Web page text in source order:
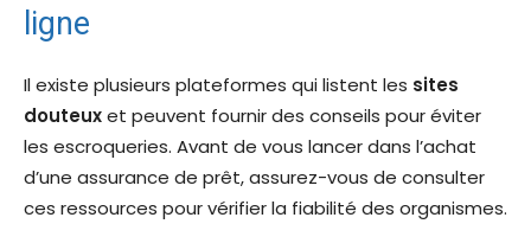
ligne
Il existe plusieurs plateformes qui listent les sites
douteuxet peuvent fournir des conseils pour éviter
les escroqueries. Avant de vous lancer dans l’achat
d’une assurance de prêt, assurez-vous de consulter
ces ressources pour vérifier la fiabilité des organismes.